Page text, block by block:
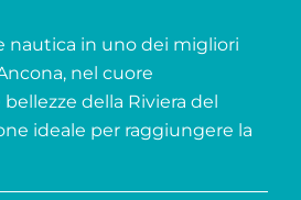
nautica in uno dei migliori
nel cuore
bellezze della Riviera del
ideale per raggiungere la